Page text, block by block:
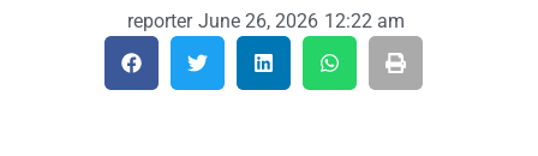
reporter June 26, 2026 12:22 am